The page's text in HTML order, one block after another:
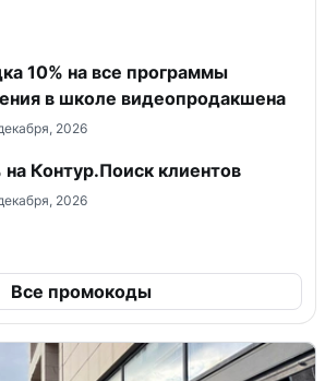
10% на все программы
в школе видеопродакшена
2026
на Контур.Поиск клиентов
2026
Все промокоды